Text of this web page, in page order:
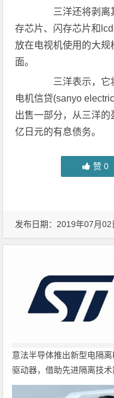
三洋还将剥离其
存芯片、闪存芯片和
放在电视机使用的大
面。
三洋表示，它
电机信贷(sanyo
出售一部分，从三洋
亿日元的有息债务。
赞 0
发布日期：2019年07月
意法半导体推出新型电隔离
驱动器，借助先进隔离技术
电源设计